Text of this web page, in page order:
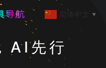
AI先行
简体中文 ▼